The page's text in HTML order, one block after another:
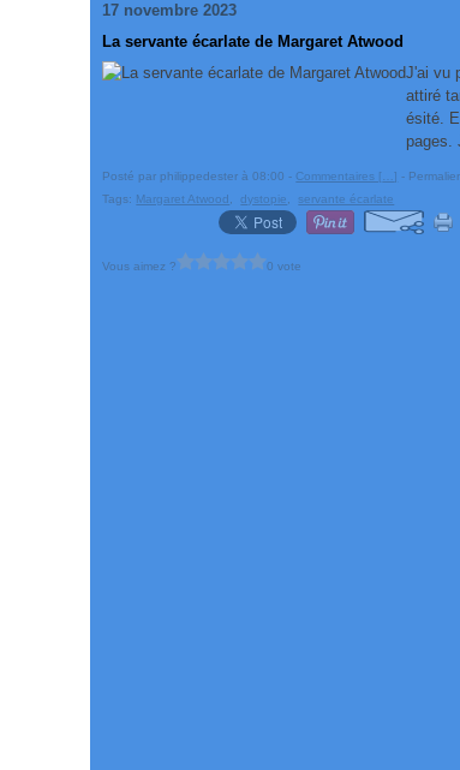
17 novembre 2023
La servante écarlate de Margaret Atwood
J'ai vu
attiré
ésité.
pages.
Posté par philippedester à 08:00 - Commentaires [ …] -
Tags: Margaret Atwood ,dystopie servante écarlate
Vous aimez ? 0 vote